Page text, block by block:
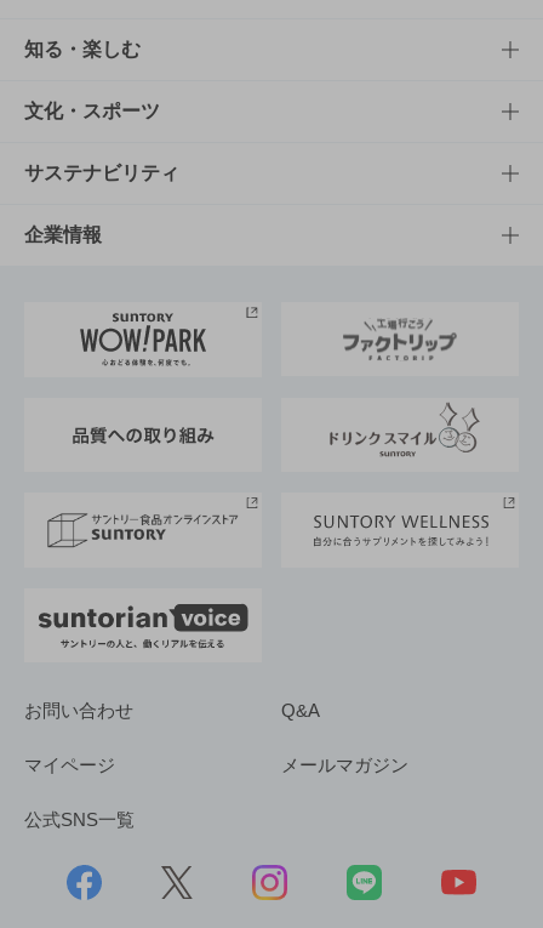
商品TOP
商品一覧
商品発売情報
栄養成分一覧
知る・楽しむ
知る・楽しむTOP
キャンペーン
工場見学
地域情報
文化・スポーツ
文化・スポーツTOP
サントリーホール
サントリーサンバーズ大阪
サステナビリティ
サステナビリティTOP
サントリーが考えるサステナビリティ経営
企業情報
企業概要
採用情報
お問い合わせ Q&A
マイページ メールマガジン
公式SNS一覧